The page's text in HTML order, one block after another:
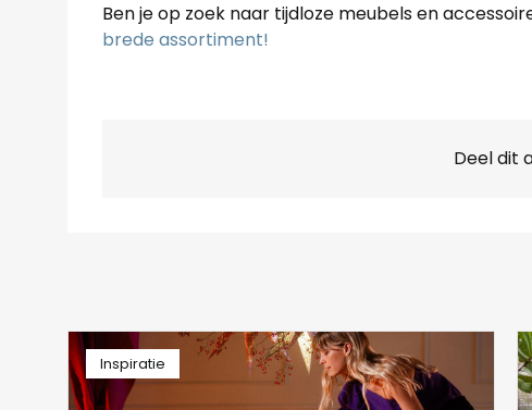
Ben je op zoek naar tijdloze meubels en
brede assortiment!
Deel dit
Inspiratie